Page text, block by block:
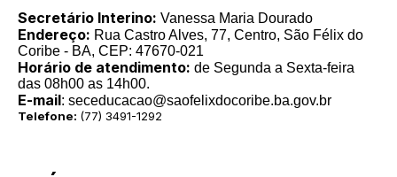
Secretário Interino: Vanessa Maria Dourado
Endereço: Rua Castro Alves, 77, Centro, São Félix do
Coribe - BA, CEP: 47670-021
Horário de atendimento: de Segunda a Sexta-feira
das 08h00 as 14h00.
E-mail: seceducacao@saofelixdocoribe.ba.gov.br
Telefone: (77) 3491-1292